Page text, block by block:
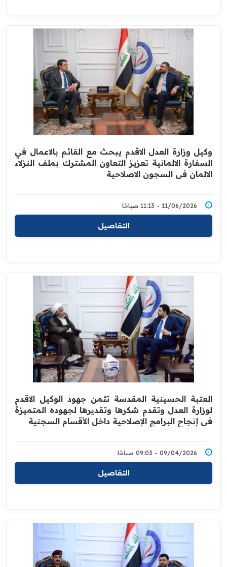
وكيل وزارة العدل الاقدم يبحث مع القائم بالاعمال في
السفارة الالمانية تعزيز التعاون المشترك بملف النزلاء
الالمان في السجون الاصلاحية
11/06/2026 - 11:13 صباحًا
التفاصيل
العتبة الحسينية المقدسة تثمن جهود الوكيل الاقدم
لوزارة العدل وتقدم شكرها وتقديرها لجهوده المتميزة
في إنجاح البرامج الإصلاحية داخل الأقسام السجنية
09/04/2026 - 09:03 صباحًا
التفاصيل